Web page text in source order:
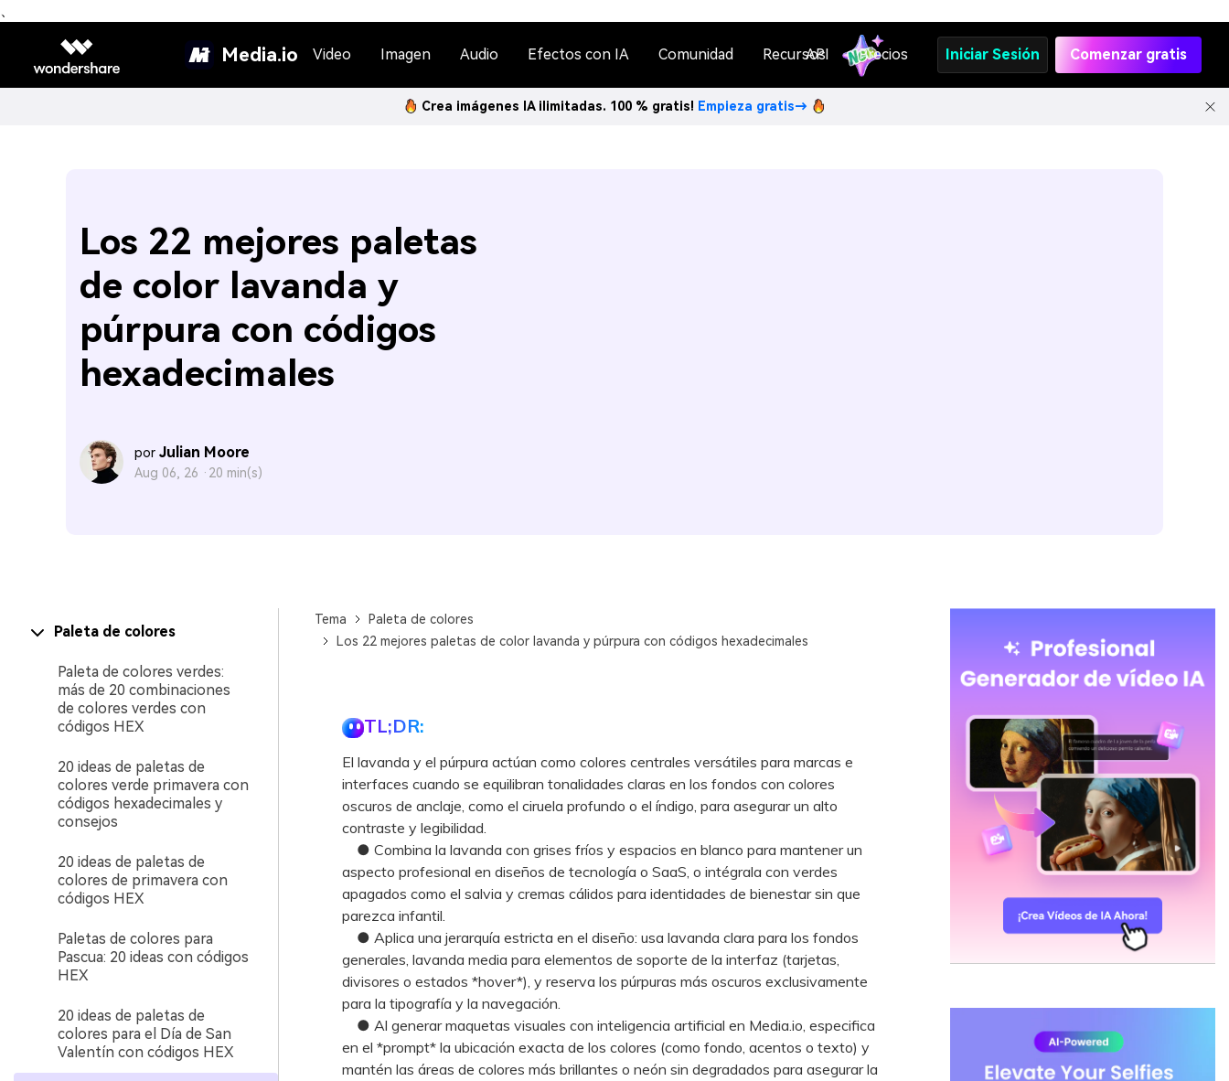
、
Media.io Video Imagen Audio Efectos con IA Comunidad Recursos
API Precios Iniciar Sesión Comenzar gratis
Crea imágenes IA ilimitadas. 100 % gratis! Empieza gratis→
Los 22 mejores paletas
de color lavanda y
púrpura con códigos
hexadecimales
por Julian Moore
Aug 06, 26 · 20 min(s)
Paleta de colores
Paleta de colores verdes:
más de 20 combinaciones
de colores verdes con
códigos HEX
20 ideas de paletas de
colores verde primavera con
códigos hexadecimales y
consejos
20 ideas de paletas de
colores de primavera con
códigos HEX
Paletas de colores para
Pascua: 20 ideas con códigos
HEX
20 ideas de paletas de
colores para el Día de San
Valentín con códigos HEX
Tema
Paleta de colores
Los 22 mejores paletas de color lavanda y púrpura con códigos hexadecimales
TL;DR:
El lavanda y el púrpura actúan como colores centrales versátiles para marcas e
interfaces cuando se equilibran tonalidades claras en los fondos con colores
oscuros de anclaje, como el ciruela profundo o el índigo, para asegurar un alto
contraste y legibilidad.
● Combina la lavanda con grises fríos y espacios en blanco para mantener un
aspecto profesional en diseños de tecnología o SaaS, o intégrala con verdes
apagados como el salvia y cremas cálidos para identidades de bienestar sin que
parezca infantil.
● Aplica una jerarquía estricta en el diseño: usa lavanda clara para los fondos
generales, lavanda media para elementos de soporte de la interfaz (tarjetas,
divisores o estados *hover*), y reserva los púrpuras más oscuros exclusivamente
para la tipografía y la navegación.
● Al generar maquetas visuales con inteligencia artificial en Media.io, especifica
en el *prompt* la ubicación exacta de los colores (como fondo, acentos o texto) y
mantén las áreas de colores más brillantes o neón sin degradados para asegurar la